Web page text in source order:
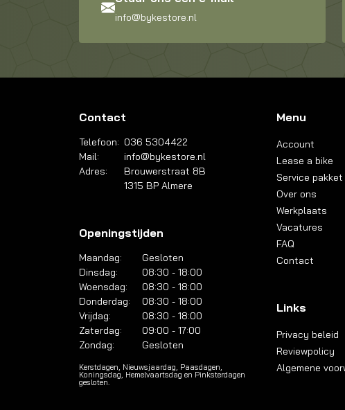
info@bykestore.nl
Contact
Telefoon: 036 5304422
Mail:
info@bykestore.nl
Adres:
Brouwerstraat 8B
1315 BP Almere
Openingstijden
Maandag:
Gesloten
Dinsdag:
08:30 - 18:00
Woensdag:
08:30 - 18:00
Donderdag:
08:30 - 18:00
Vrijdag:
08:30 - 18:00
Zaterdag:
09:00 - 17:00
Zondag:
Gesloten
Kerstdagen, Nieuwsjaardag, Paasdagen,
Koningsdag, Hemelvaartsdag en Pinksterdagen
gesloten.
Menu
Account
Lease a bike
Service pakket
Over ons
Werkplaats
Vacatures
FAQ
Contact
Links
Privacy beleid
Reviewpolicy
Algemene